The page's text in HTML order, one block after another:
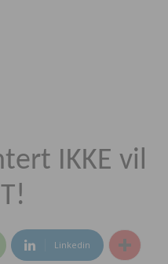
IKKE vil
Linkedin